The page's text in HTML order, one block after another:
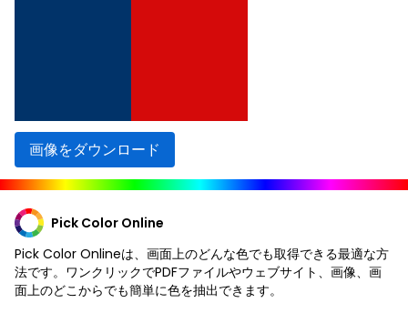
画像をダウンロード
Pick Color Online
Pick Color Onlineは、画面上のどんな色でも取得できる最適な方
法です。ワンクリックでPDFファイルやウェブサイト、画像、画
面上のどこからでも簡単に色を抽出できます。